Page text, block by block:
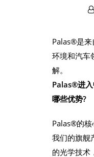
Palas®是
环境和汽车
解。
Palas®进
哪些优势?
Palas®的核
我们的旗舰
的光学技术